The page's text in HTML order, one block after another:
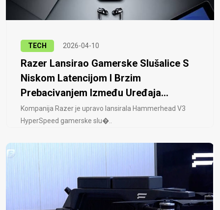
TECH 2026-04-10
Razer Lansirao Gamerske Slušalice S
Niskom Latencijom I Brzim
Prebacivanjem Između Uređaja...
Kompanija Razer je upravo lansirala Hammerhead V3
HyperSpeed ​​gamerske slu�..